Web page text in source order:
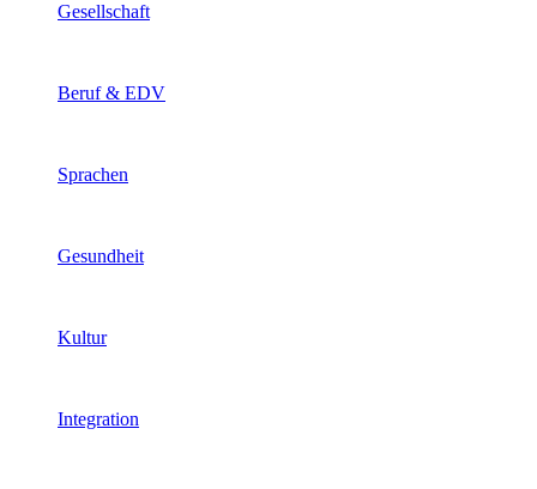
Gesellschaft
Beruf & EDV
Sprachen
Gesundheit
Kultur
Integration